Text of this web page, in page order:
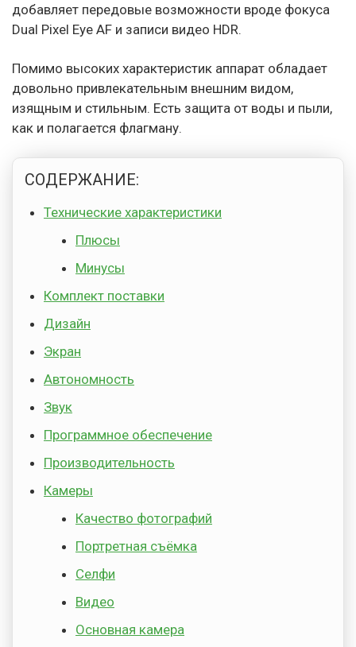
добавляет передовые возможности вроде фокуса
Dual Pixel Eye AF и записи видео HDR.
Помимо высоких характеристик аппарат обладает
довольно привлекательным внешним видом,
изящным и стильным. Есть защита от воды и пыли,
как и полагается флагману.
СОДЕРЖАНИЕ:
Технические характеристики
Плюсы
Минусы
Комплект поставки
Дизайн
Экран
Автономность
Звук
Программное обеспечение
Производительность
Камеры
Качество фотографий
Портретная съёмка
Селфи
Видео
Основная камера